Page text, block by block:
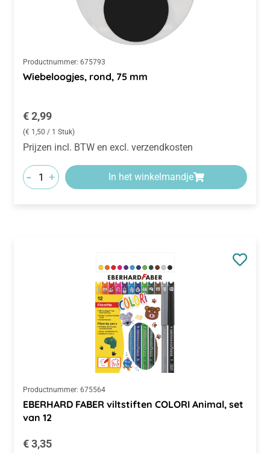
Productnummer: 675793
Wiebeloogjes, rond, 75 mm
Normale prijs:
€ 2,99
(€ 1,50 / 1 Stuk)
Prijzen incl. BTW en excl. verzendkosten
- + In het winkelmandje
Productnummer: 675564
EBERHARD FABER viltstiften COLORI Animal, set
van 12
Normale prijs:
€ 3,35